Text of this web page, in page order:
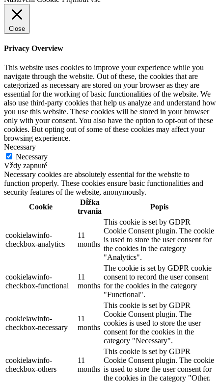
Close
Privacy Overview
This website uses cookies to improve your experience while you
navigate through the website. Out of these, the cookies that are
categorized as necessary are stored on your browser as they are
essential for the working of basic functionalities of the website. We
also use third-party cookies that help us analyze and understand how
you use this website. These cookies will be stored in your browser
only with your consent. You also have the option to opt-out of these
cookies. But opting out of some of these cookies may affect your
browsing experience.
Necessary
Necessary
Vždy zapnuté
Necessary cookies are absolutely essential for the website to
function properly. These cookies ensure basic functionalities and
security features of the website, anonymously.
Cookie
Dĺžka
trvania
Popis
cookielawinfo-
checkbox-analytics
11
months
This cookie is set by GDPR
Cookie Consent plugin. The cookie
is used to store the user consent for
the cookies in the category
"Analytics".
cookielawinfo-
checkbox-functional
11
months
The cookie is set by GDPR cookie
consent to record the user consent
for the cookies in the category
"Functional".
cookielawinfo-
checkbox-necessary
11
months
This cookie is set by GDPR
Cookie Consent plugin. The
cookies is used to store the user
consent for the cookies in the
category "Necessary".
cookielawinfo-
checkbox-others
11
months
This cookie is set by GDPR
Cookie Consent plugin. The cookie
is used to store the user consent for
the cookies in the category "Other.